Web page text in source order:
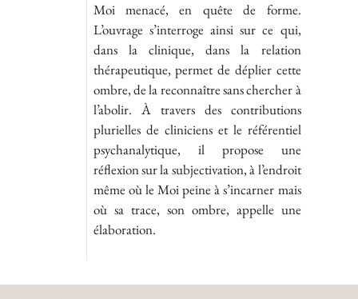
Moi menacé, en quête de forme.
L’ouvrage s’interroge ainsi sur ce qui,
dans la clinique, dans la relation
thérapeutique, permet de déplier cette
ombre, de la reconnaître sans chercher à
l’abolir. À travers des contributions
plurielles de cliniciens et le référentiel
psychanalytique, il propose une
réflexion sur la subjectivation, à l’endroit
même où le Moi peine à s’incarner mais
où sa trace, son ombre, appelle une
élaboration.